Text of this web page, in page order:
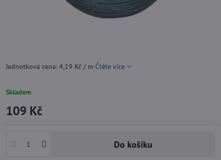
Jednotková cena: 4,19 Kč / m Čtěte více
Skladem
109 Kč
Do košíku